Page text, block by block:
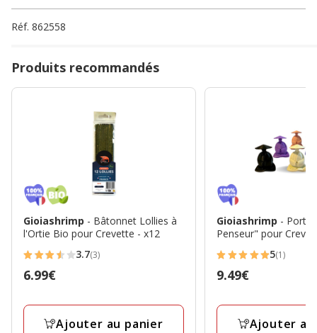
Réf. 862558
Produits recommandés
Gioiashrimp - Bâtonnet Lollies à
l'Ortie Bio pour Crevette - x12
3.7
étoiles
3
3.7(3)
Prix
6.99€
Ajouter au panier
Gioiashrimp - Porte
Penseur" pour
5
étoiles
1
5(1)
Prix
9.49€
Ajouter